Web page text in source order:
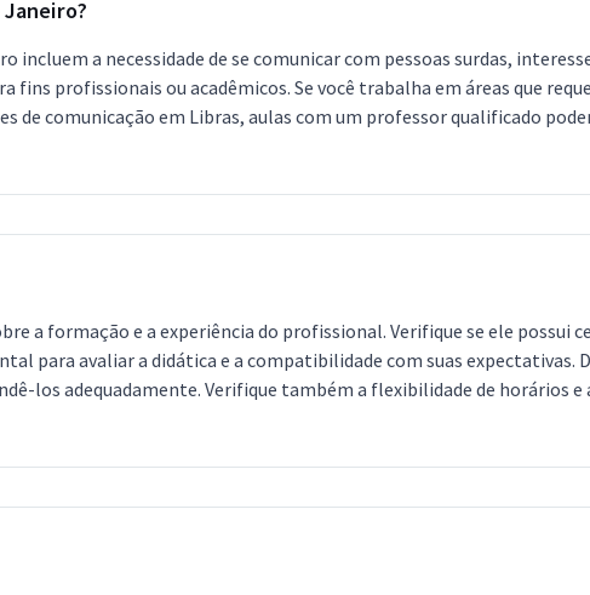
incluem a necessidade de se comunicar com pessoas surdas,
profissionais ou acadêmicos. Se você trabalha em áreas que
de comunicação em Libras, aulas com um professor qualificado
a formação e a experiência do profissional. Verifique se ele possui
para avaliar a didática e a compatibilidade com suas expectativas.
los adequadamente. Verifique também a flexibilidade de horários e